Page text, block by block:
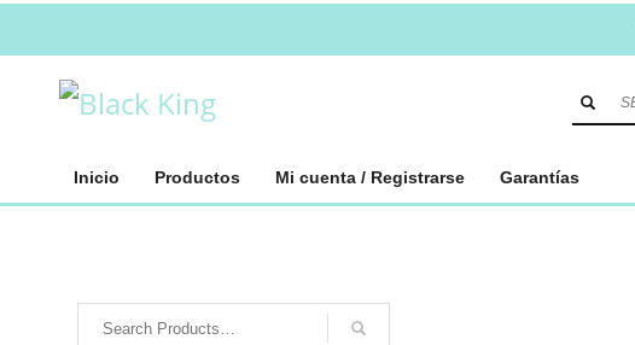
Inicio Productos Mi cuenta / Registrarse Garantías